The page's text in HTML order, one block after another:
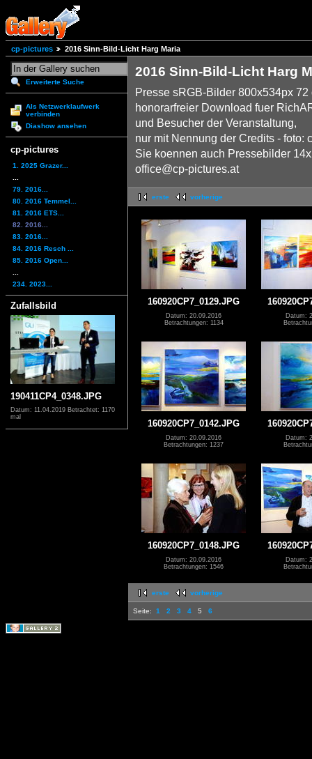
cp-pictures 2016 Sinn-Bild-Licht Harg Maria
Erweiterte Suche
Als Netzwerklaufwerk
verbinden
Diashow ansehen
cp-pictures
1. 2025 Grazer...
79. 2016...
80. 2016 Temmel...
81. 2016 ETS...
82. 2016...
83. 2016...
84. 2016 Resch ...
85. 2016 Open...
234. 2023...
Zufallsbild
190411CP4_0348.JPG
Datum: 11.04.2019 Betrachtet: 1170
mal
2016 Sinn-Bild-Licht Harg
Presse sRGB-Bilder 800x534px 72
honorarfreier Download fuer
und Besucher der Veranstaltung,
nur mit Nennung der Credits - foto:
Sie koennen auch Pressebilder
office@cp-pictures.at
erste vorherige
160920CP7_0129.JPG
Datum: 20.09.2016
Betrachtungen: 1134
Datum:
160920CP7_0142.JPG
Datum: 20.09.2016
Betrachtungen: 1237
Datum:
160920CP7_0148.JPG
Datum: 20.09.2016
Betrachtungen: 1546
Datum:
erste vorherige
Seite: 1 2 3 4 5 6